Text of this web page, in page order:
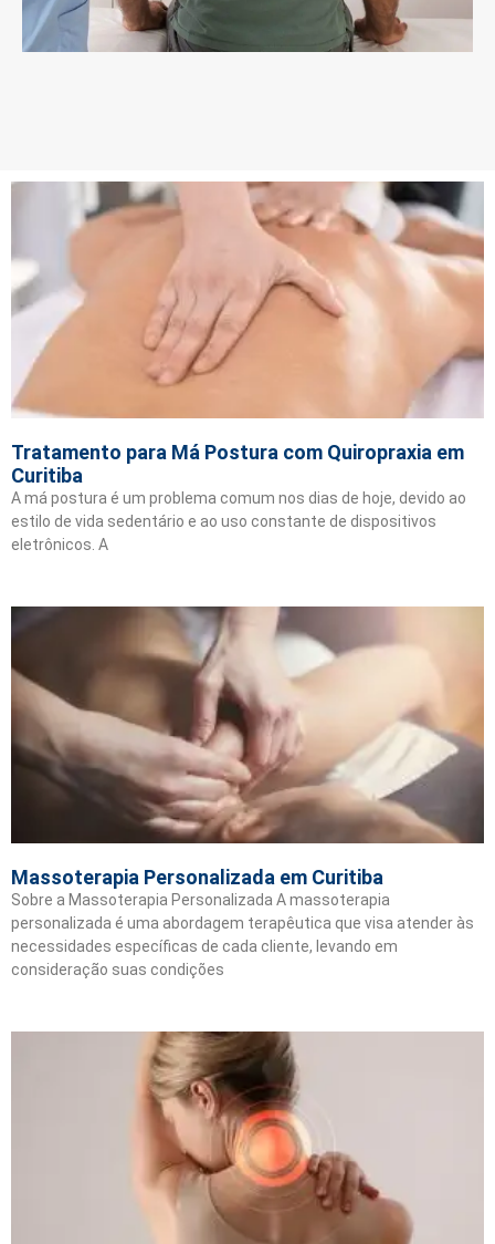
Tratamento para Má Postura com Quiropraxia em
Curitiba
A má postura é um problema comum nos dias de hoje, devido ao
estilo de vida sedentário e ao uso constante de dispositivos
eletrônicos. A
Massoterapia Personalizada em Curitiba
Sobre a Massoterapia Personalizada A massoterapia
personalizada é uma abordagem terapêutica que visa atender às
necessidades específicas de cada cliente, levando em
consideração suas condições